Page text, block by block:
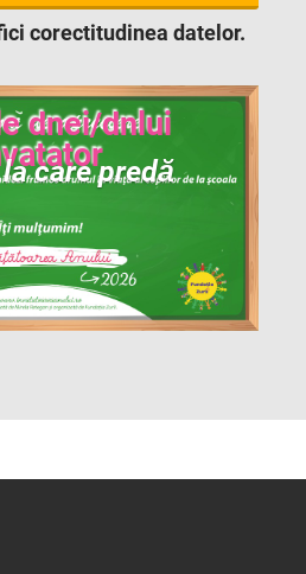
corectitudinea datelor.
dnei/dnlui
care predă